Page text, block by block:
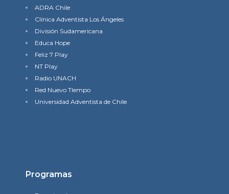
ADRA Chile
Clínica Adventista Los Ángeles
División Sudamericana
Educa Hope
Feliz 7 Play
NT Play
Radio UNACH
Red Nuevo TIempo
Universidad Adventista de Chile
Programas